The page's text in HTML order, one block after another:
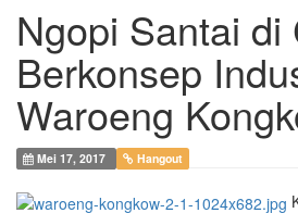
Ngopi Santai di
Berkonsep
Waroeng
Mei 17, 2017 Hangout